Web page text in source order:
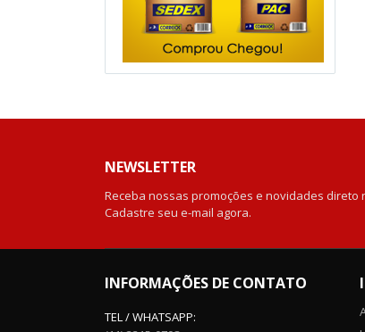
NEWSLETTER
Receba nossas promoções e novidades direto
Cadastre seu e-mail agora.
INFORMAÇÕES DE CONTATO
TEL / WHATSAPP: